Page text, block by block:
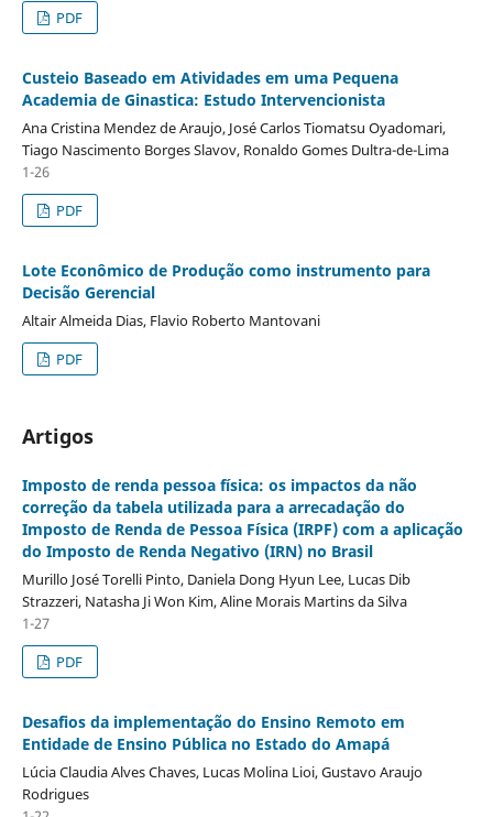
PDF
Custeio Baseado em Atividades em uma Pequena
Academia de Ginastica: Estudo Intervencionista
Ana Cristina Mendez de Araujo, José Carlos Tiomatsu Oyadomari,
Tiago Nascimento Borges Slavov, Ronaldo Gomes Dultra-de-Lima
1-26
PDF
Lote Econômico de Produção como instrumento para
Decisão Gerencial
Altair Almeida Dias, Flavio Roberto Mantovani
PDF
Artigos
Imposto de renda pessoa física: os impactos da não
correção da tabela utilizada para a arrecadação do
Imposto de Renda de Pessoa Física (IRPF) com a aplicação
do Imposto de Renda Negativo (IRN) no Brasil
Murillo José Torelli Pinto, Daniela Dong Hyun Lee, Lucas Dib
Strazzeri, Natasha Ji Won Kim, Aline Morais Martins da Silva
1-27
PDF
Desafios da implementação do Ensino Remoto em
Entidade de Ensino Pública no Estado do Amapá
Lúcia Claudia Alves Chaves, Lucas Molina Lioi, Gustavo Araujo
Rodrigues